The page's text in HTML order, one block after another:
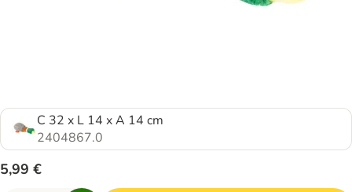
C 32 x L 14 x A 14 cm
2404867.0
5,99 €